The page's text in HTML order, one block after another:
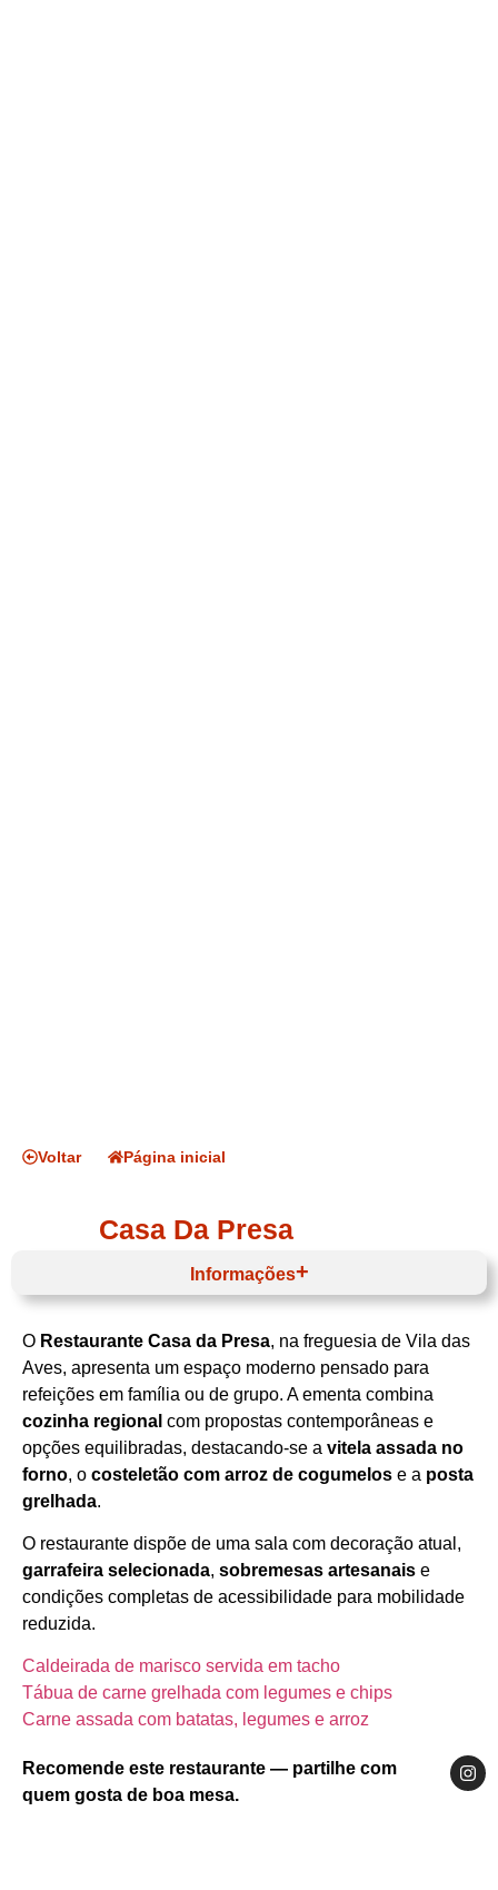
Voltar Página inicial
Casa Da Presa
O Restaurante Casa da Presa, na freguesia de Vila das
Aves, apresenta um espaço moderno pensado para
refeições em família ou de grupo. A ementa combina
cozinha regional com propostas contemporâneas e
opções equilibradas, destacando‑se a vitela assada no
forno, o costeletão com arroz de cogumelos e a posta
grelhada.
O restaurante dispõe de uma sala com decoração atual,
garrafeira selecionada, sobremesas artesanais e
condições completas de acessibilidade para mobilidade
reduzida.
Caldeirada de marisco servida em tacho
Tábua de carne grelhada com legumes e chips
Carne assada com batatas, legumes e arroz
Recomende este restaurante — partilhe com
quem gosta de boa mesa.
Informações
Horário de funcionamento